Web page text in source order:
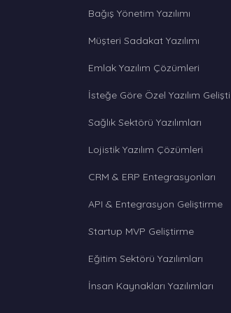
Bağış Yönetim Yazılımı
Müşteri Sadakat Yazılımı
Emlak Yazılım Çözümleri
İsteğe Göre Özel Yazılım
Sağlık Sektörü Yazılımları
Lojistik Yazılım Çözümleri
CRM & ERP Entegrasyonları
API & Entegrasyon Geliştirme
Startup MVP Geliştirme
Eğitim Sektörü Yazılımları
İnsan Kaynakları Yazılımları